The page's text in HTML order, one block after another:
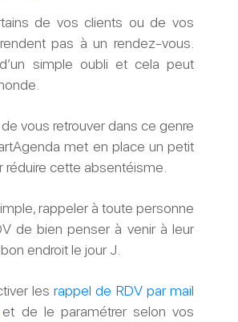
de vos clients ou de vos
pas à un rendez-vous.
simple oubli et cela peut
vous retrouver dans ce genre
met en place un petit
cette absentéisme.
rappeler à toute personne
de bien penser à venir à leur
endroit le jour J.
lesrappel de RDV par mail
et de le paramétrer selon vos